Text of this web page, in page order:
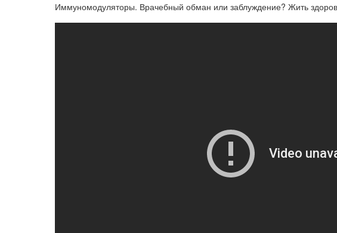
Иммуномодуляторы. Врачебный обман или заблуждение? Жить